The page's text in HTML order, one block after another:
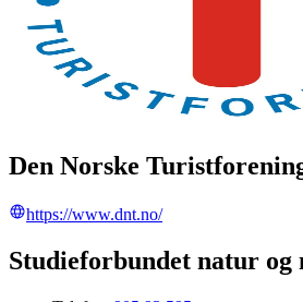
Den Norske
https://www.dnt.no/
Studieforbundet natur og